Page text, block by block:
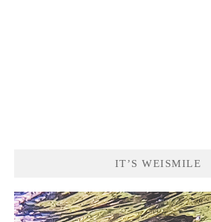
IT’S WEISMILE